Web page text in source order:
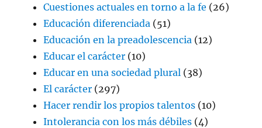
Cuestiones actuales en torno a la fe (26)
Educación diferenciada (51)
Educación en la preadolescencia (12)
Educar el carácter (10)
Educar en una sociedad plural (38)
El carácter (297)
Hacer rendir los propios talentos (10)
Intolerancia con los más débiles (4)